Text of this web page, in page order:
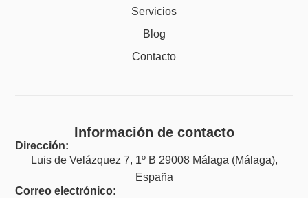
Servicios
Blog
Contacto
Información de contacto
Dirección:
Luis de Velázquez 7, 1º B 29008 Málaga (Málaga),
España
Correo electrónico: